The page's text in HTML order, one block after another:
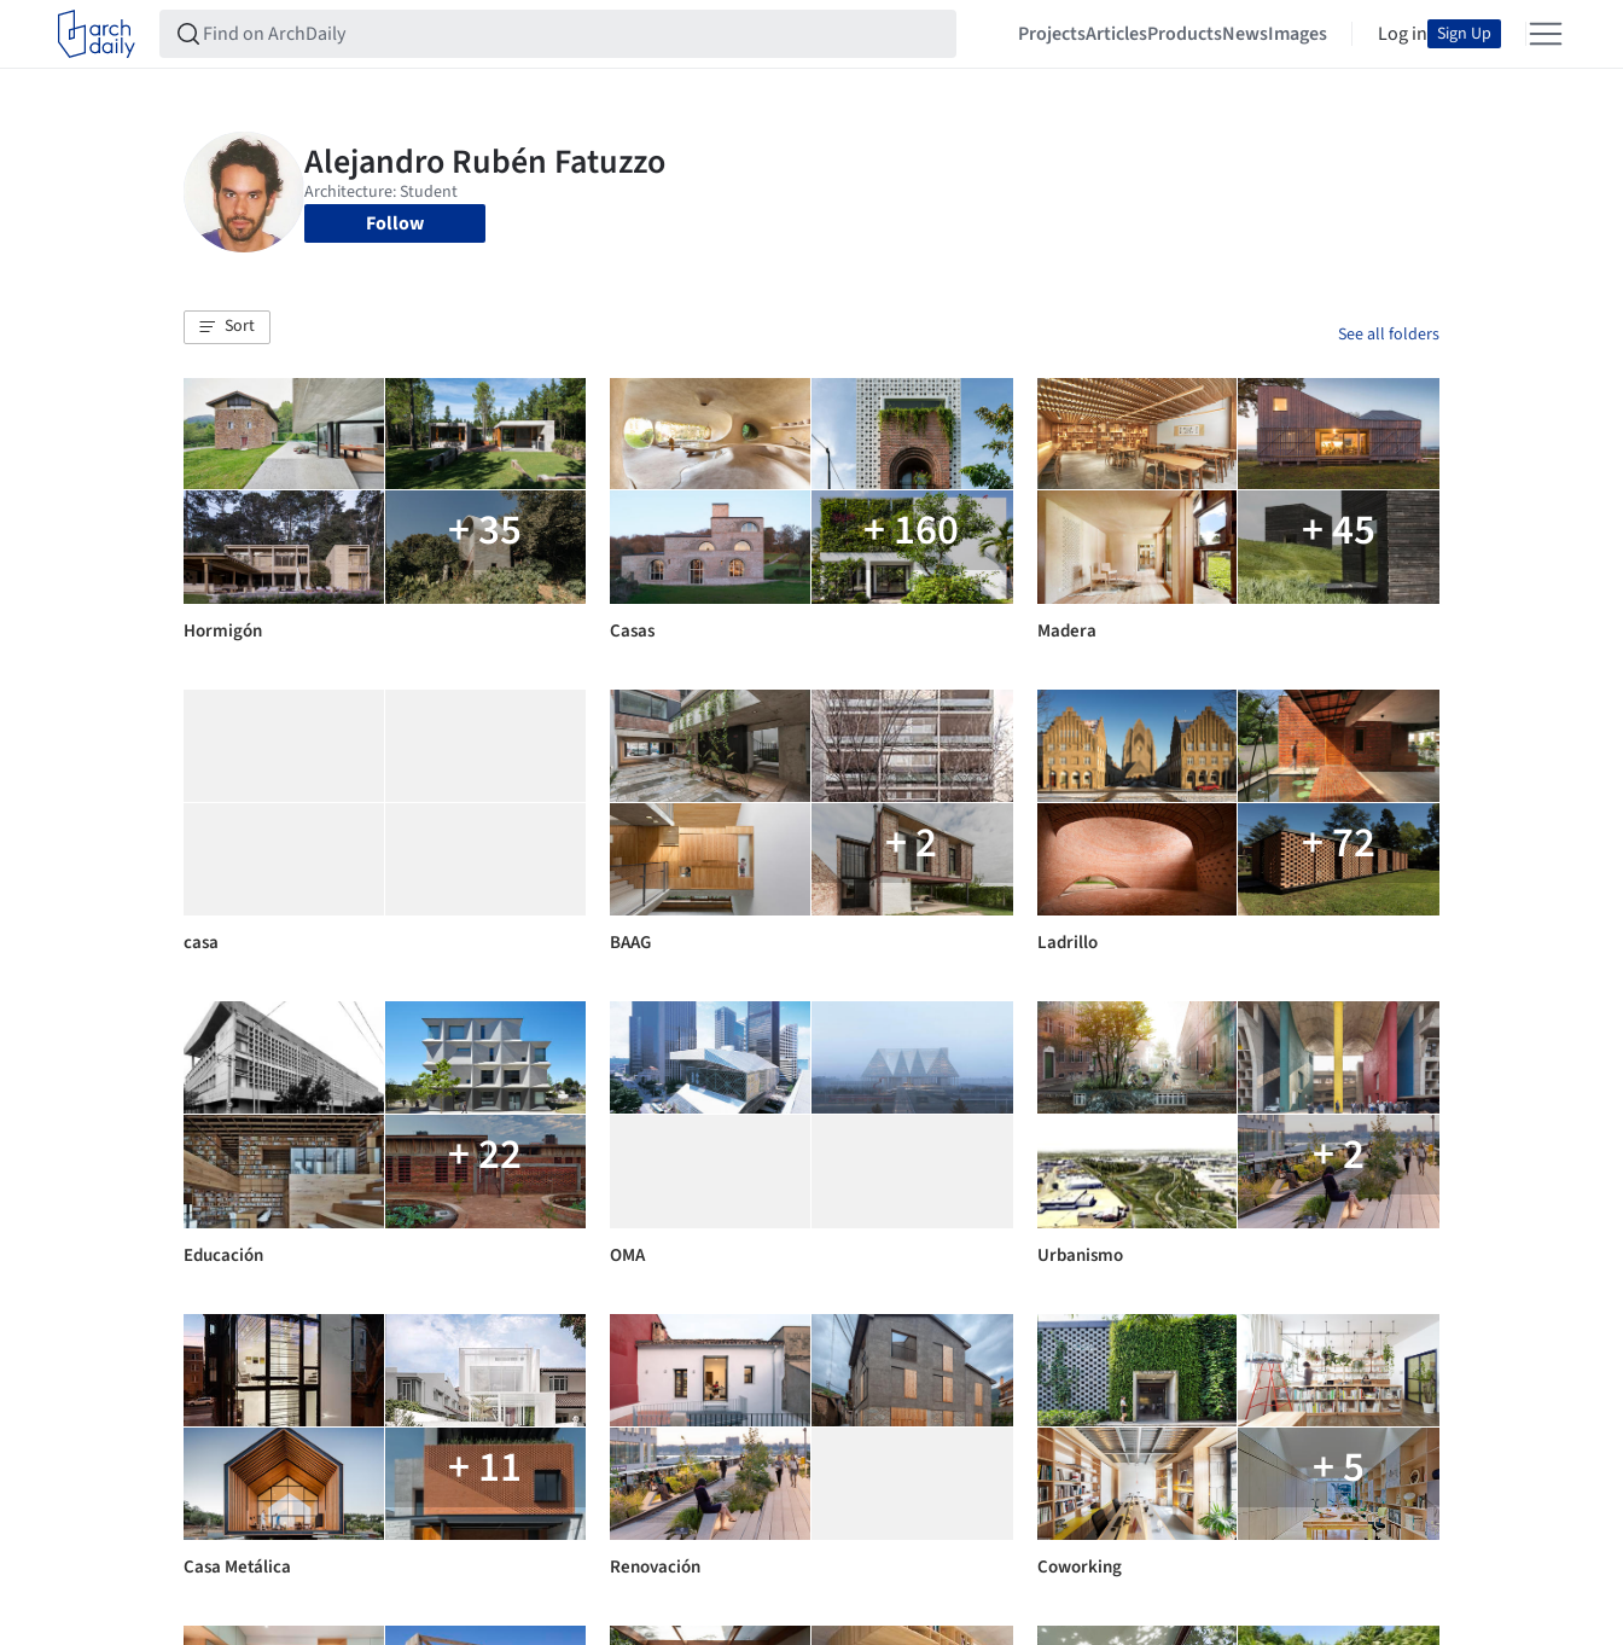
ProjectsArticlesProductsNewsImages Log in Sign Up
Follow
Sort See all folders
+ 35
Hormigón
+ 160
Casas
+ 45
Madera
casa
+ 2
BAAG
+ 72
Ladrillo
+ 22
Educación OMA
+ 2
Urbanismo
+ 11
Casa Metálica Renovación
+ 5
Coworking